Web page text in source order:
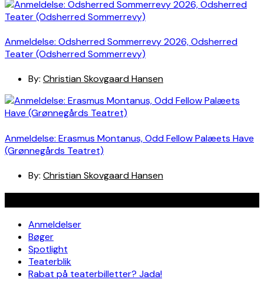
Anmeldelse: Odsherred Sommerrevy 2026, Odsherred
Teater (Odsherred Sommerrevy)
By: Christian Skovgaard Hansen
Anmeldelse: Erasmus Montanus, Odd Fellow Palæets Have
(Grønnegårds Teatret)
By: Christian Skovgaard Hansen
Anmeldelser
Bøger
Spotlight
Teaterblik
Rabat på teaterbilletter? Jada!